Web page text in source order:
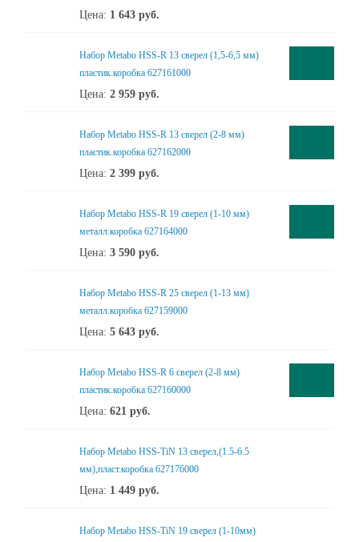
Цена: 1 643 руб.
Набор Metabo HSS-R 13 сверел (1,5-6,5 мм)
пластик.коробка 627161000
Цена: 2 959 руб.
Набор Metabo HSS-R 13 сверел (2-8 мм)
пластик.коробка 627162000
Цена: 2 399 руб.
Набор Metabo HSS-R 19 сверел (1-10 мм)
металл.коробка 627164000
Цена: 3 590 руб.
Набор Metabo HSS-R 25 сверел (1-13 мм)
металл.коробка 627159000
Цена: 5 643 руб.
Набор Metabo HSS-R 6 сверел (2-8 мм)
пластик.коробка 627160000
Цена: 621 руб.
Набор Metabo HSS-TiN 13 сверел,(1.5-6.5
мм),пласт.коробка 627176000
Цена: 1 449 руб.
Набор Metabo HSS-TiN 19 сверел (1-10мм)